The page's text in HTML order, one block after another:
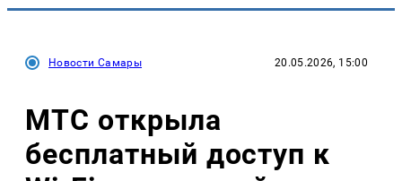
Новости Самары 20.05.2026, 15:00
МТС открыла
бесплатный доступ к